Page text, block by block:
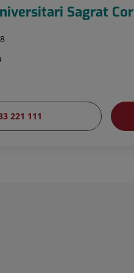
Sagrat Cor
221 111